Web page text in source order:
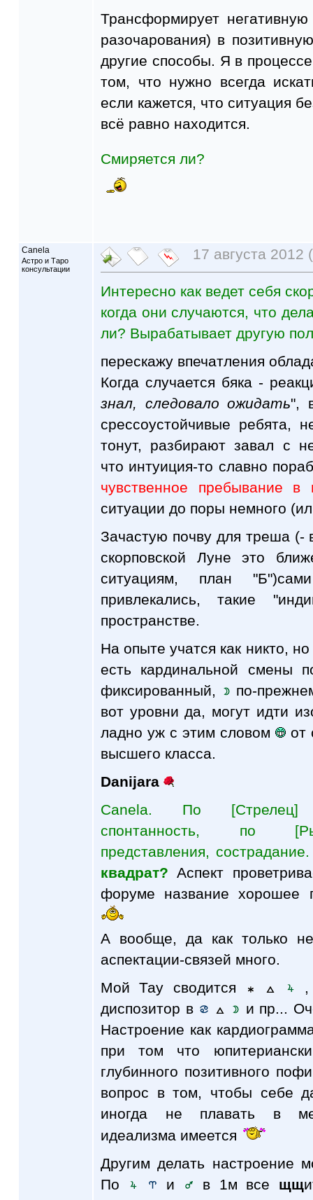
Трансформирует
разочарования) в
другие способы. Я в
том, что нужно всегда
если кажется, что ситуация
всё равно находится.
Смиряется ли?
Canela
Астро и Таро
консультации
17 августа 2012
Интересно как ведет себя
когда они случаются, что
ли? Вырабатывает другую
перескажу впечатления
Когда случается бяка -
знал, следовало ожидать",
срессоустойчивые ребята,
тонут, разбирают завал с
что интуиция-то славно
чувственное пребывание в
ситуации до поры немного
Зачастую почву для треша (-
скорповской Луне это
ситуациям, план
привлекались, такие
пространстве.
На опыте учатся как никто,
есть кардинальной смены
фиксированный,
по-
вот уровни да, могут идти
ладно уж с этим словом
от
высшего класса.
Danijara
Canela. По [Стрелец]
спонтанность, по
представления,
квадрат? Аспект
форуме название хорошее
А вообще, да как только
аспектации-связей много.
Мой Тау сводится
диспозитор в
и пр...
Настроение как
при том что
глубинного позитивного
вопрос в том, чтобы себе
иногда не плавать в
идеализма имеется
Другим делать настроение
По
и в 1м все щщ